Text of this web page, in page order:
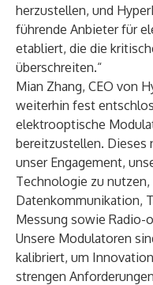
herzustellen, und
führende Anbieter für
etabliert, die die
überschreiten.“
Mian Zhang, CEO von
weiterhin fest
elektrooptische
bereitzustellen. Dieses
unser Engagement,
Technologie zu
Datenkommunikation,
Messung sowie Radio-
Unsere Modulatoren
kalibriert, um
strengen